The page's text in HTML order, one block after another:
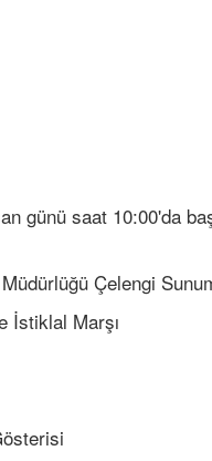
günü saat 10:00'da
Çelengi
İstiklal Marşı